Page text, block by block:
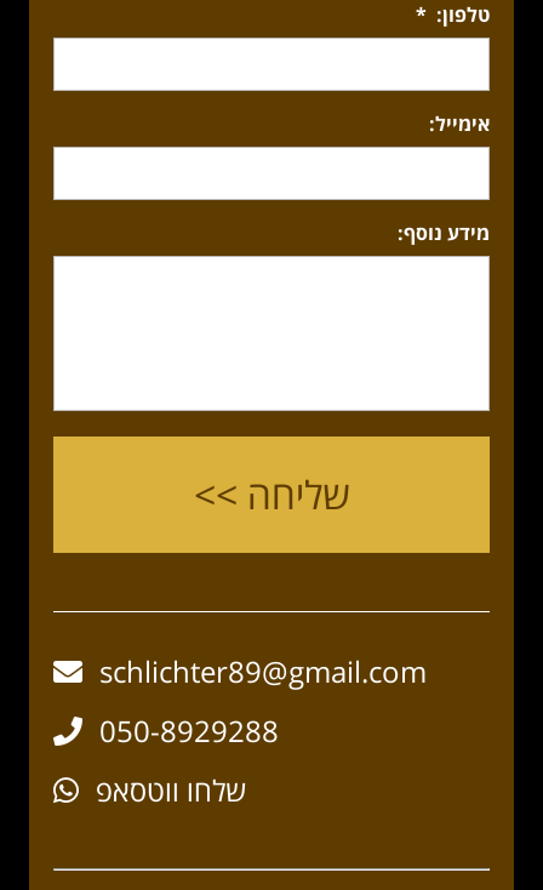
טלפון: *
אימייל:
מידע נוסף:
schlichter89@gmail.com
050-8929288
שלחו ווטסאפ